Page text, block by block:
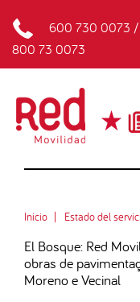
600 730 0073 /
800 73 0073
Inicio Estado del
El Bosque: Red
obras de
Moreno e Vecinal